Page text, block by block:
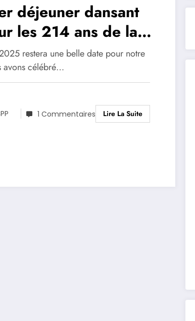
déjeuner dansant
les 214 ans de la
restera une belle date pour notre
avons célébré…
1 Commentaires Lire La Suite